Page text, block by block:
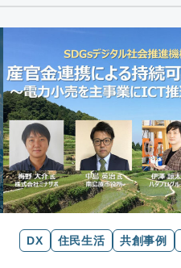
DX 住民生活 共創事例